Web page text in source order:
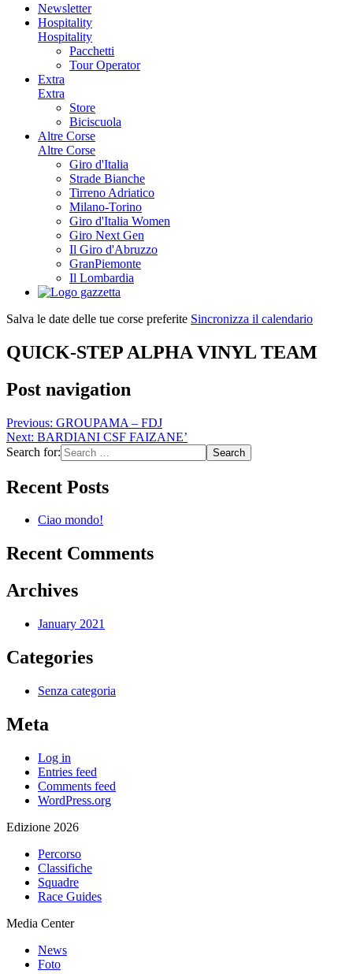
Newsletter
Hospitality
Hospitality
Pacchetti
Tour Operator
Extra
Extra
Store
Biciscuola
Altre Corse
Altre Corse
Giro d'Italia
Strade Bianche
Tirreno Adriatico
Milano-Torino
Giro d'Italia Women
Giro Next Gen
Il Giro d'Abruzzo
GranPiemonte
Il Lombardia
Salva le date delle tue corse preferite Sincronizza il calendario
QUICK-STEP ALPHA VINYL TEAM
Post navigation
Previous: GROUPAMA – FDJ
Next: BARDIANI CSF FAIZANE’
Search for:
Recent Posts
Ciao mondo!
Recent Comments
Archives
January 2021
Categories
Senza categoria
Meta
Log in
Entries feed
Comments feed
WordPress.org
Edizione 2026
Percorso
Classifiche
Squadre
Race Guides
Media Center
News
Foto